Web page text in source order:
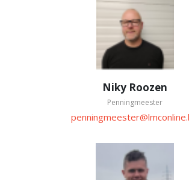
Niky Roozen
Penningmeester